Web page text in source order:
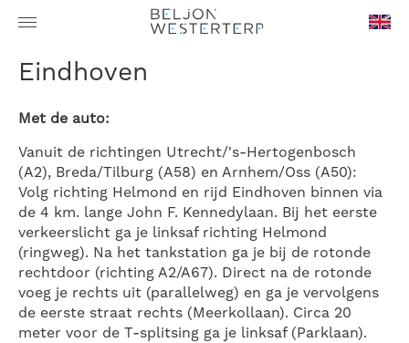
Eindhoven
Met de auto:
Vanuit de richtingen Utrecht/'s-Hertogenbosch
(A2), Breda/Tilburg (A58) en Arnhem/Oss (A50):
Volg richting Helmond en rijd Eindhoven binnen via
de 4 km. lange John F. Kennedylaan. Bij het eerste
verkeerslicht ga je linksaf richting Helmond
(ringweg). Na het tankstation ga je bij de rotonde
rechtdoor (richting A2/A67). Direct na de rotonde
voeg je rechts uit (parallelweg) en ga je vervolgens
de eerste straat rechts (Meerkollaan). Circa 20
meter voor de T-splitsing ga je linksaf (Parklaan).